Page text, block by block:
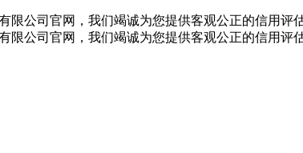
限公司官网，我们竭诚为您提供客观公正的信用评
限公司官网，我们竭诚为您提供客观公正的信用评